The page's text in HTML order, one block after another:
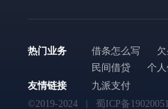
热门业务 借条怎么写
民间借贷
个
友情链接
九派支付
©2019-2024
蜀ICP备